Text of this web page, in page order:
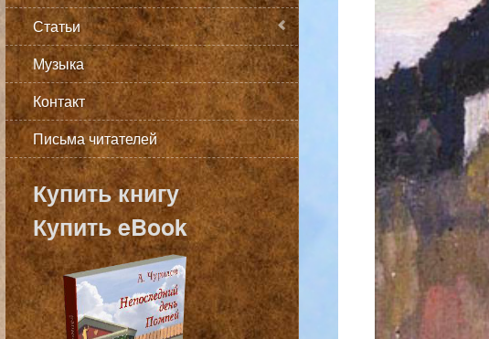
Статьи
Музыка
Контакт
Письма читателей
Купить книгу
Купить eBook